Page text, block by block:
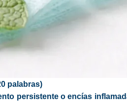
palabras)
persistente o encías